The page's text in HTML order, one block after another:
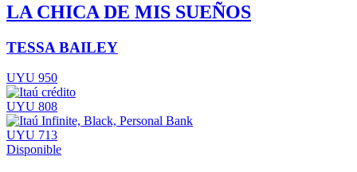
LA CHICA DE MIS SUEÑOS
TESSA BAILEY
UYU 950
UYU 808
UYU 713
Disponible